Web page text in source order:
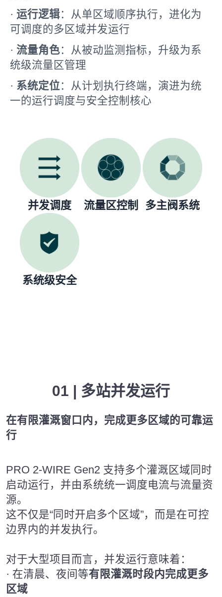
· 运行逻辑：从单区域顺序执行，进化为
可调度的多区域并发运行
· 流量角色：从被动监测指标，升级为系
统级流量区管理
· 系统定位：从计划执行终端，演进为统
一的运行调度与安全控制核心
并发调度 流量区控制 多主阀系统
系统级安全
01 | 多站并发运行
在有限灌溉窗口内，完成更多区域的可靠运
行
PRO 2-WIRE Gen2 支持多个灌溉区域同时
启动运行，并由系统统一调度电流与流量资
源。
这不仅是“同时开启多个区域”，而是在可控
边界内的并发执行。
对于大型项目而言，并发运行意味着：
· 在清晨、夜间等有限灌溉时段内完成更多
区域